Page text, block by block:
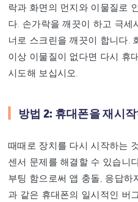
락과 화면의 먼지와 이물질로
다. 손가락을 깨끗이 하고 극세
너로 스크린을 깨끗이 합니다.
이상 이물질이 없다면 다시 휴
시도해 보십시오.
방법 2: 휴대폰을 재시
때때로 장치를 다시 시작하는
센서 문제를 해결할 수 있습니
부팅 함으로써 앱 충돌, 응답하
과 같은 휴대폰의 일시적인 버